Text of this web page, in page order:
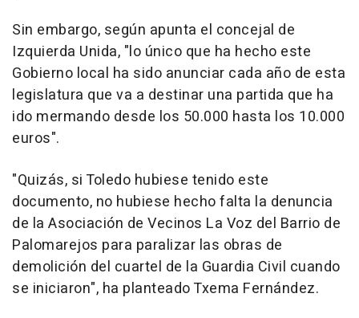
Sin embargo, según apunta el concejal de
Izquierda Unida, "lo único que ha hecho este
Gobierno local ha sido anunciar cada año de esta
legislatura que va a destinar una partida que ha
ido mermando desde los 50.000 hasta los 10.000
euros".
"Quizás, si Toledo hubiese tenido este
documento, no hubiese hecho falta la denuncia
de la Asociación de Vecinos La Voz del Barrio de
Palomarejos para paralizar las obras de
demolición del cuartel de la Guardia Civil cuando
se iniciaron", ha planteado Txema Fernández.